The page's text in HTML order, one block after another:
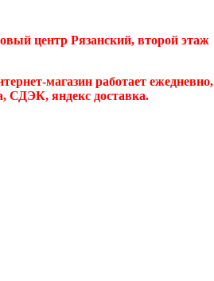
центр Рязанский, второй этаж
магазин работает ежедневно,
СДЭК, яндекс доставка.